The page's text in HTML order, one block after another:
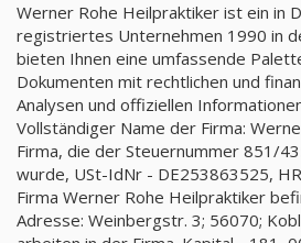
Werner Rohe Heilpraktiker ist ein in
registriertes Unternehmen 1990 in
bieten Ihnen eine umfassende
Dokumenten mit rechtlichen und
Analysen und offiziellen
Vollständiger Name der Firma:
Firma, die der Steuernummer 851/
wurde, USt-IdNr - DE253863525,
Firma Werner Rohe Heilpraktiker
Adresse: Weinbergstr. 3; 56070;